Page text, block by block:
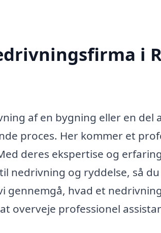
i
af en bygning eller en del
proces. Her kommer et
deres ekspertise og
nedrivning og ryddelse, så
gennemgå, hvad et
overveje professionel